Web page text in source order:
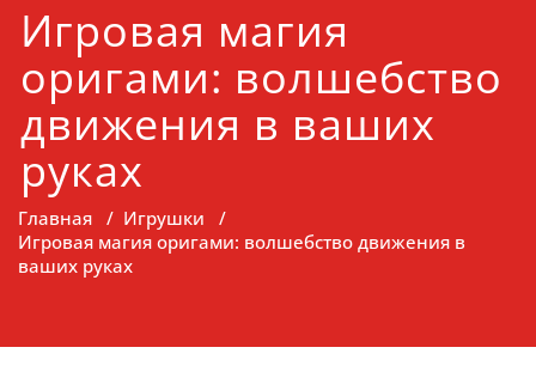
Игровая магия
оригами: волшебство
движения в ваших
руках
Главная / Игрушки /
Игровая магия оригами: волшебство движения в
ваших руках